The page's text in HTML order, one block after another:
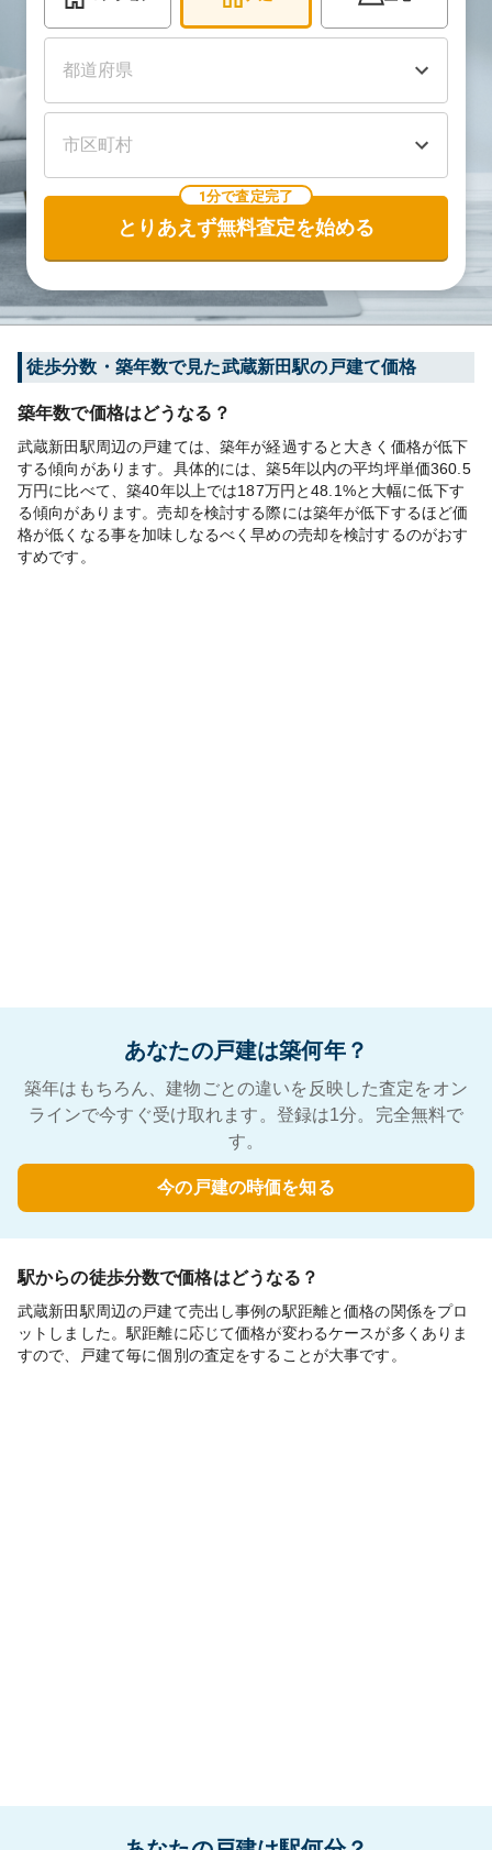
1分で査定完了
とりあえず無料査定を始める
徒歩分数・築年数で見た武蔵新田駅の戸建て価格
築年数で価格はどうなる？
武蔵新田駅周辺の戸建ては、築年が経過すると大きく価格が低下
する傾向があります。具体的には、築5年以内の平均坪単価360.5
万円に比べて、築40年以上では187万円と48.1%と大幅に低下す
る傾向があります。売却を検討する際には築年が低下するほど価
格が低くなる事を加味しなるべく早めの売却を検討するのがおす
すめです。
あなたの戸建は築何年？
築年はもちろん、建物ごとの違いを反映した査定をオン
ラインで今すぐ受け取れます。登録は1分。完全無料で
す。
今の戸建の時価を知る
駅からの徒歩分数で価格はどうなる？
武蔵新田駅周辺の戸建て売出し事例の駅距離と価格の関係をプロ
ットしました。駅距離に応じて価格が変わるケースが多くありま
すので、戸建て毎に個別の査定をすることが大事です。